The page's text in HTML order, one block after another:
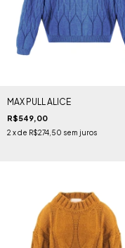
MAX PULL ALICE
R$549,00
2 x de R$274,50 sem juros